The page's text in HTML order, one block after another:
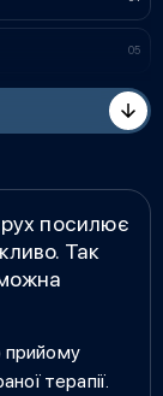
посилює
Так
прийому
терапії.